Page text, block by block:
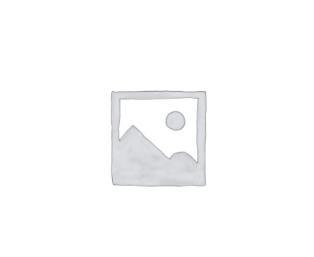
DÉTAILS